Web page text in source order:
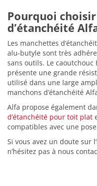
Pourquoi
d’étanchéité
Les manchettes
alu-butyle sont très
sans outils. Le
présente une grande
utilisé dans une large
manchons d’étanchéité
Alfa propose également
d’étanchéité pour toit plat
compatibles avec une
Si vous avez un doute sur
n’hésitez pas à nous